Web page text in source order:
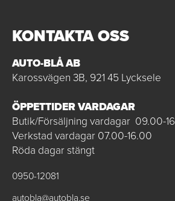
KONTAKTA OSS
AUTO-BLÅ AB
Karossvägen 3B, 921 45 Lycksele
ÖPPETTIDER VARDAGAR
Butik/Försäljning vardagar 09.00-
Verkstad vardagar 07.00-16.00
Röda dagar stängt
0950-12081
autobla@autobla.se